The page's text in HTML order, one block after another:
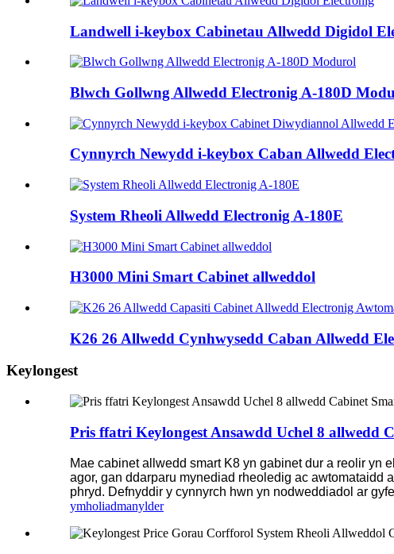
Landwell i-keybox Cabinetau Allwedd Digidol
Blwch Gollwng Allwedd Electronig A-180D
Cynnyrch Newydd i-keybox Caban Allwedd
System Rheoli Allwedd Electronig A-180E
H3000 Mini Smart Cabinet allweddol
K26 26 Allwedd Cynhwysedd Caban Allwedd
Keylongest
Pris ffatri Keylongest Ansawdd Uchel 8 allwedd
Mae cabinet allwedd smart K8 yn gabinet dur a reolir
agor, gan ddarparu mynediad rheoledig ac awtomataidd
phryd. Defnyddir y cynnyrch hwn yn nodweddiadol ar
ymholiadmanylder